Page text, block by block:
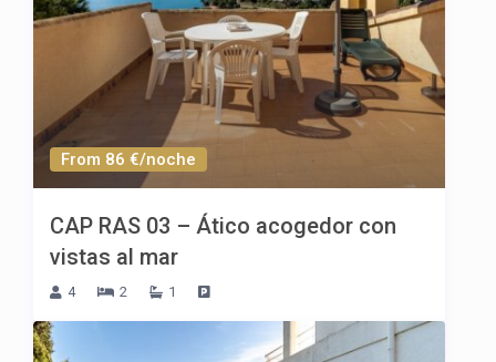
From 86 €/noche
CAP RAS 03 – Ático acogedor con
vistas al mar
4 2 1